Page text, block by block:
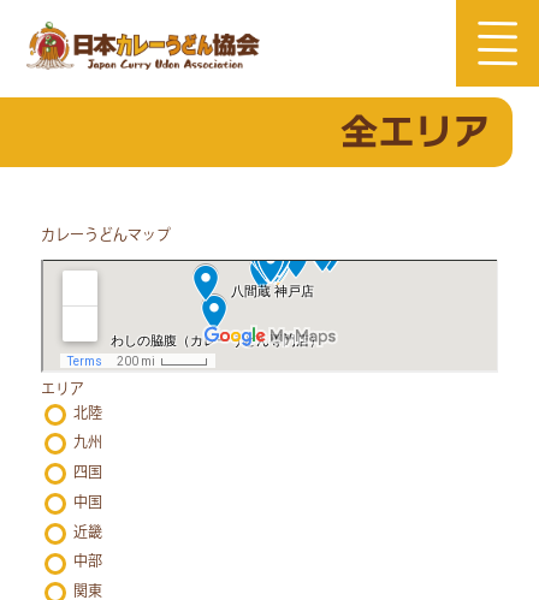
content
全エリア
カレーうどんマップ
エリア
北陸
九州
四国
中国
近畿
中部
関東